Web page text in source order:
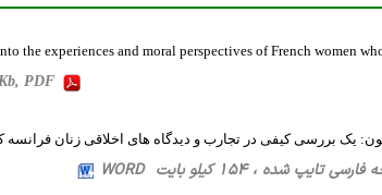
the experiences and moral perspectives of French women
PDF
یک بررسی کیفی در تجارب و دیدگاه های اخلاقی زنان